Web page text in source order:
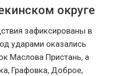
округе
зафиксированы в
ударами оказались
Маслова Пристань, а
Графовка, Доброе,